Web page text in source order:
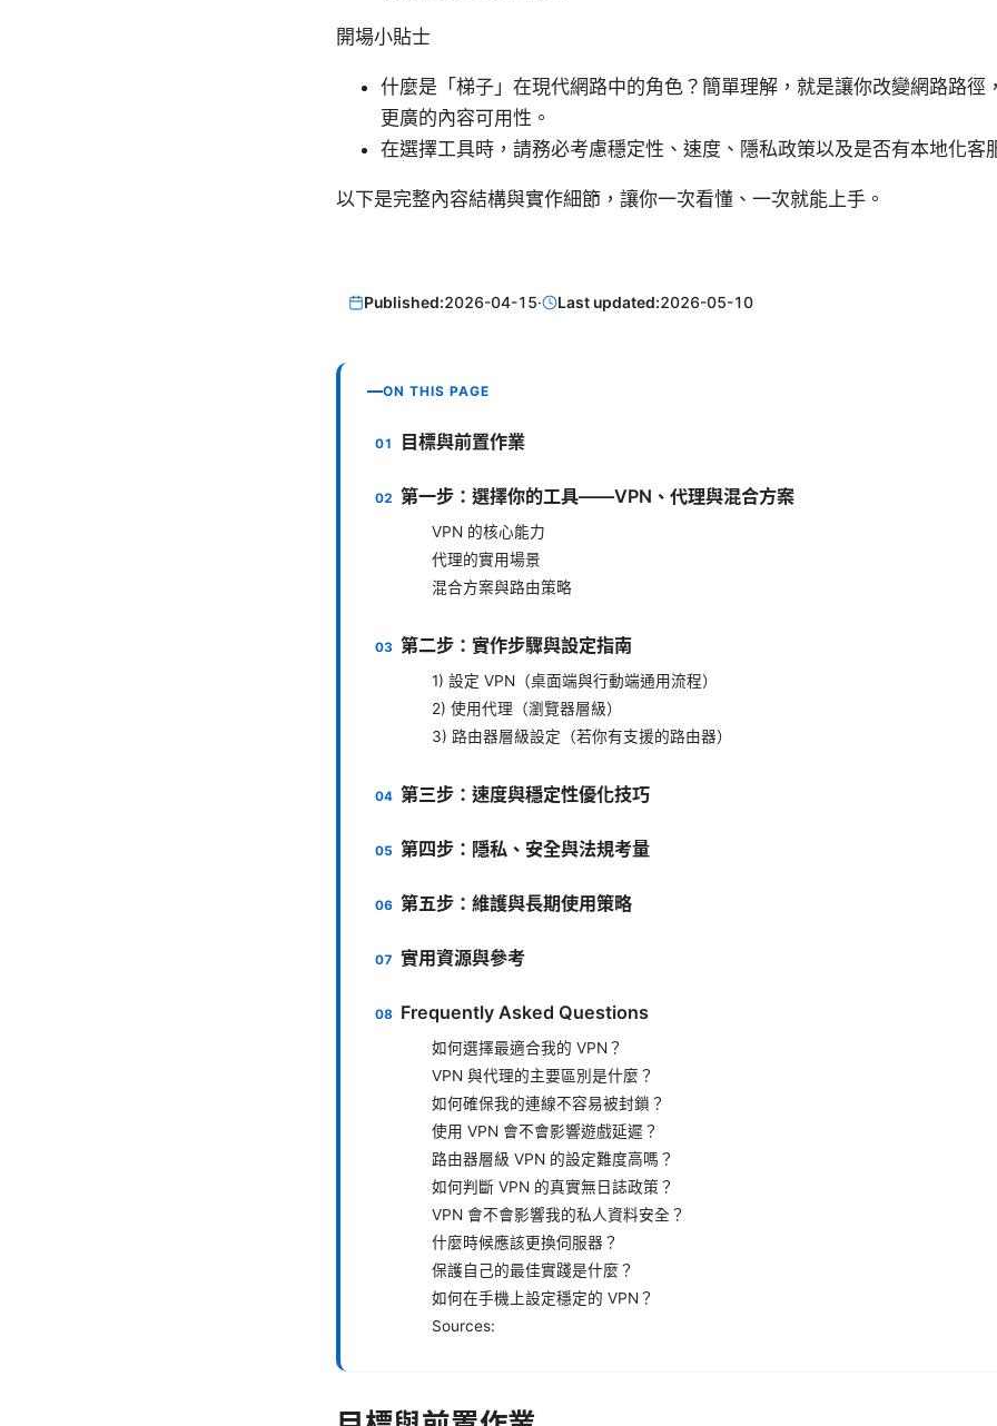
開場小貼士
什麼是「梯子」在現代網路中的角色？簡單理解，就是讓你改變網路路徑
更廣的內容可用性。
在選擇工具時，請務必考慮穩定性、速度、隱私政策以及是否有本地化客
以下是完整內容結構與實作細節，讓你一次看懂、一次就能上手。
Published:2026-04-15· Last updated:2026-05-10
ON THIS PAGE
目標與前置作業
第一步：選擇你的工具——VPN、代理與混合方案
VPN 的核心能力
代理的實用場景
混合方案與路由策略
第二步：實作步驟與設定指南
1) 設定 VPN（桌面端與行動端通用流程）
2) 使用代理（瀏覽器層級）
3) 路由器層級設定（若你有支援的路由器）
第三步：速度與穩定性優化技巧
第四步：隱私、安全與法規考量
第五步：維護與長期使用策略
實用資源與參考
Frequently Asked Questions
如何選擇最適合我的 VPN？
VPN 與代理的主要區別是什麼？
如何確保我的連線不容易被封鎖？
使用 VPN 會不會影響遊戲延遲？
路由器層級 VPN 的設定難度高嗎？
如何判斷 VPN 的真實無日誌政策？
VPN 會不會影響我的私人資料安全？
什麼時候應該更換伺服器？
保護自己的最佳實踐是什麼？
如何在手機上設定穩定的 VPN？
Sources: